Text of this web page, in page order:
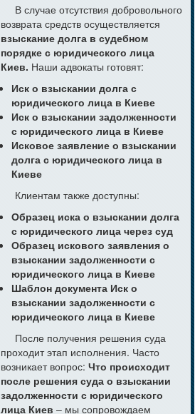
В случае отсутствия добровольного
возврата средств осуществляется
взыскание долга в судебном
порядке с юридического лица
Киев. Наши адвокаты готовят:
Иск о взыскании долга с
юридического лица в Киеве
Иск о взыскании задолженности
с юридического лица в Киеве
Исковое заявление о взыскании
долга с юридического лица в
Киеве
Клиентам также доступны:
Образец иска о взыскании долга
с юридического лица через суд
Образец искового заявления о
взыскании задолженности с
юридического лица в Киеве
Шаблон документа Иск о
взыскании задолженности с
юридического лица в Киеве
После получения решения суда
проходит этап исполнения. Часто
возникает вопрос: Что происходит
после решения суда о взыскании
задолженности с юридического
лица Киев – мы сопровождаем